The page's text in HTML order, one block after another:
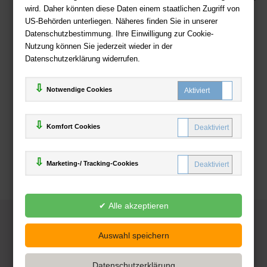
wird. Daher könnten diese Daten einem staatlichen Zugriff von
US-Behörden unterliegen. Näheres finden Sie in unserer
Datenschutzbestimmung. Ihre Einwilligung zur Cookie-
Nutzung können Sie jederzeit wieder in der
Datenschutzerklärung widerrufen.
Notwendige Cookies
Komfort Cookies
Marketing-/ Tracking-Cookies
Zahlweisen
Deutsche-Buchhandlung.de
www.deutsche-buchhandlung.de ist ein Angebot der
Handelsgesellschaft mbH
Powered by Inooga